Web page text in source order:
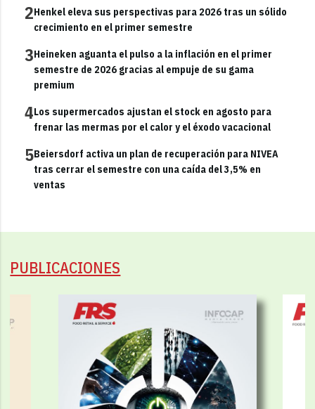
2Henkel eleva sus perspectivas para 2026 tras un sólido
crecimiento en el primer semestre
3Heineken aguanta el pulso a la inflación en el primer
semestre de 2026 gracias al empuje de su gama
premium
4Los supermercados ajustan el stock en agosto para
frenar las mermas por el calor y el éxodo vacacional
5Beiersdorf activa un plan de recuperación para NIVEA
tras cerrar el semestre con una caída del 3,5% en
ventas
PUBLICACIONES